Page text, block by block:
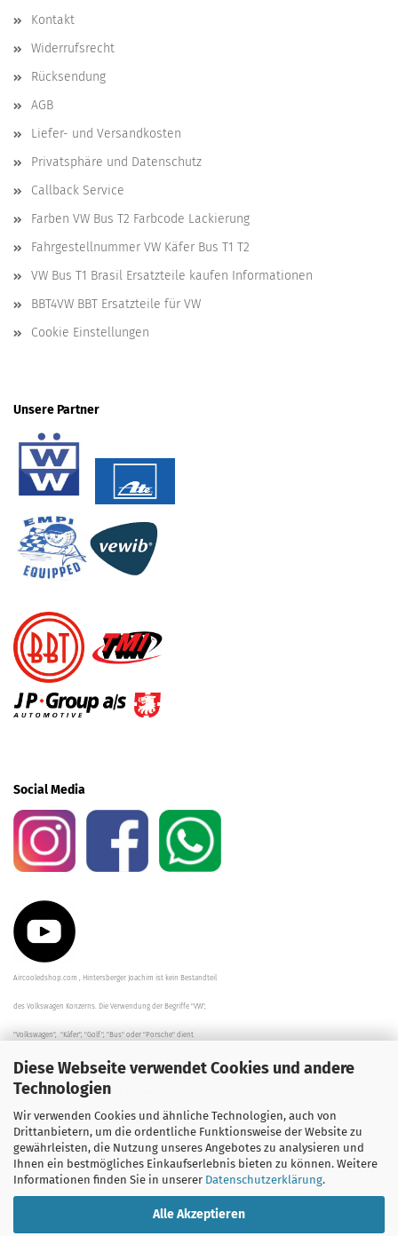
Diese Webseite verwendet Cookies und andere
Technologien
Wir verwenden Cookies und ähnliche Technologien, auch von
Drittanbietern, um die ordentliche Funktionsweise der Website zu
gewährleisten, die Nutzung unseres Angebotes zu analysieren und
Ihnen ein bestmögliches Einkaufserlebnis bieten zu können. Weitere
Informationen finden Sie in unserer Datenschutzerklärung.
Alle Akzeptieren
Kontakt
Widerrufsrecht
Rücksendung
AGB
Liefer- und Versandkosten
Privatsphäre und Datenschutz
Callback Service
Farben VW Bus T2 Farbcode Lackierung
Fahrgestellnummer VW Käfer Bus T1 T2
VW Bus T1 Brasil Ersatzteile kaufen Informationen
BBT4VW BBT Ersatzteile für VW
Cookie Einstellungen
Unsere Partner
Social Media
Aircooledshop.com , Hintersberger Joachim ist kein Bestandteil
des Volkswagen Konzerns. Die Verwendung der Begriffe "VW",
"Volkswagen", "Käfer", "Golf", "Bus" oder "Porsche" dient
der Beschreibung der Teile und stellt in keinem Fall eine direkte
Verbindung zu dem Unternehmen "Volkswagen" her/da.
Die Beschreibungen, Zeichnungen und Angaben zur
Verwendung sind sorgfältig überprüft worden.